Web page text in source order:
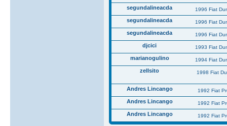
segundalineacda 1996 Fiat
segundalineacda 1996 Fiat
segundalineacda 1996 Fiat
djcici 1993 Fiat
marianogulino 1994 Fiat
zellsito 1998 Fiat
Andres Lincango 1992 Fiat
Andres Lincango 1992 Fiat
Andres Lincango 1992 Fiat